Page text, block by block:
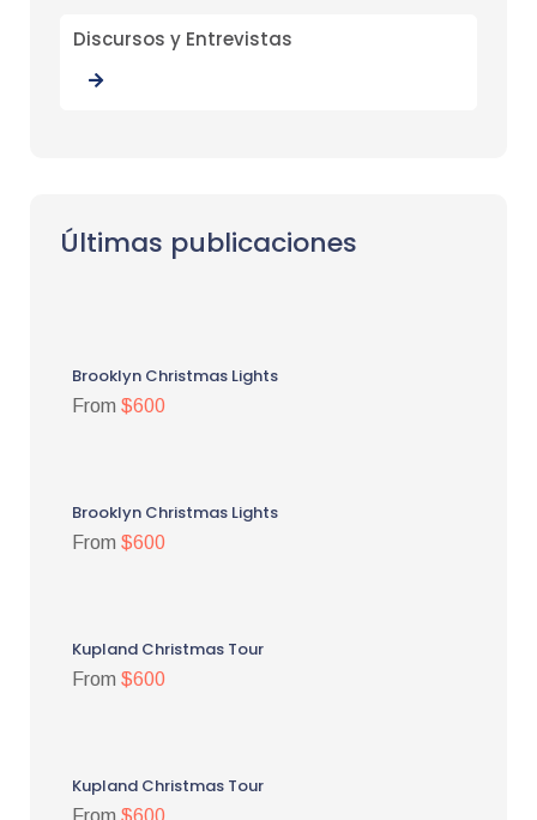
Discursos y Entrevistas
Últimas publicaciones
Brooklyn Christmas Lights
From $600
Brooklyn Christmas Lights
From $600
Kupland Christmas Tour
From $600
Kupland Christmas Tour
From $600